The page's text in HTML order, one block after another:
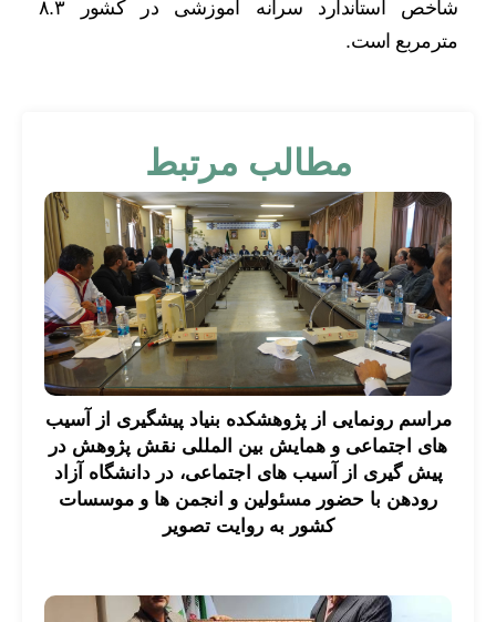
شاخص استاندارد سرانه آموزشی در کشور ۸.۳
مترمربع است.
مطالب مرتبط
مراسم رونمایی از پژوهشکده بنیاد پیشگیری از آسیب
های اجتماعی و همایش بین المللی نقش پژوهش در
پیش گیری از آسیب های اجتماعی، در دانشگاه آزاد
رودهن با حضور مسئولین و انجمن ها و موسسات
کشور به روایت تصویر